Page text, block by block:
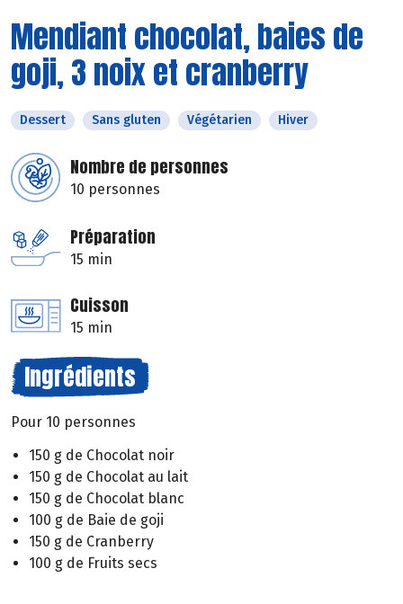
Mendiant chocolat, baies de
goji, 3 noix et cranberry
Dessert Sans gluten Végétarien Hiver
Nombre de personnes
10 personnes
Préparation
15 min
Cuisson
15 min
Ingrédients
Pour 10 personnes
150 g de Chocolat noir
150 g de Chocolat au lait
150 g de Chocolat blanc
100 g de Baie de goji
150 g de Cranberry
100 g de Fruits secs